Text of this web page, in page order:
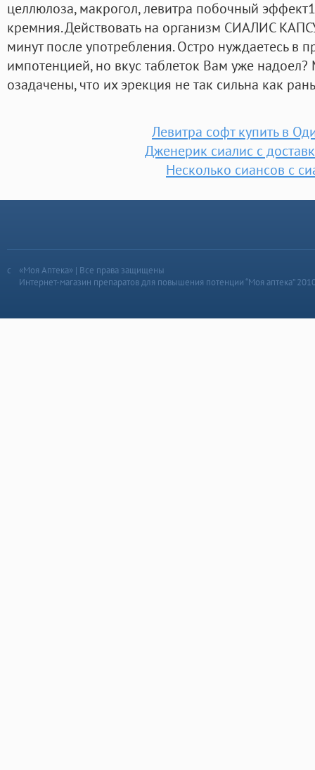
целлюлоза, макрогол, левитра побочный
кремния. Действовать на организм СИАЛИС
минут после употребления. Остро нуждаетесь в
импотенцией, но вкус таблеток Вам уже
озадачены, что их эрекция не так сильна как
Левитра софт купить в
Дженерик сиалис с
Несколько сиансов с
«Моя Аптека» | Все права защищены
Интернет-магазин препаратов для повышения потенции “Моя аптека”